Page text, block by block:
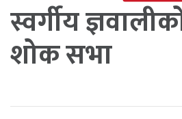
स्वर्गीय
शोक सभा